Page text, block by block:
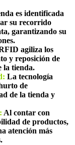
es identificada
su recorrido
garantizando su
agiliza los
y reposición de
la tienda.
La tecnología
de
de la tienda y
Al contar con
de productos,
atención más